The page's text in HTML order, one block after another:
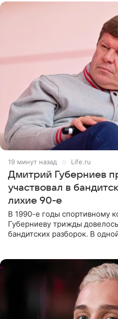
19 минут назад Life.ru
Дмитрий Губерниев
участвовал в
лихие 90-е
В 1990-е годы спортивному
Губерниеву трижды
бандитских разборок. В